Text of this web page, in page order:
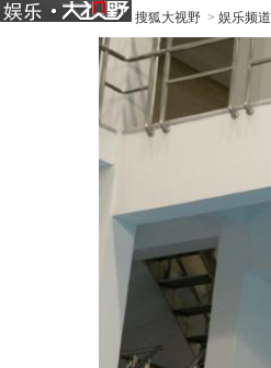
搜狐大视野 > 娱乐频道